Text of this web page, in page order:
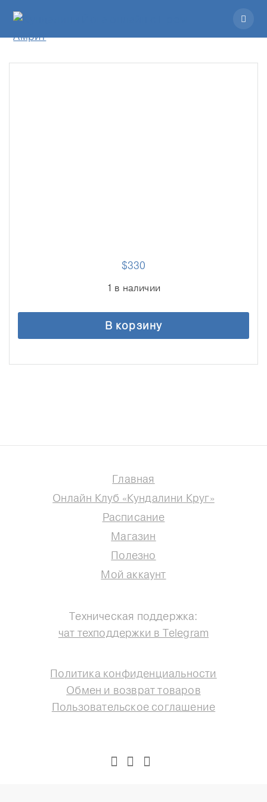
$330
1 в наличии
В корзину
Главная
Онлайн Клуб «Кундалини Круг»
Расписание
Магазин
Полезно
Мой аккаунт
Техническая поддержка:
чат техподдержки в Telegram
Политика конфиденциальности
Обмен и возврат товаров
Пользовательское соглашение